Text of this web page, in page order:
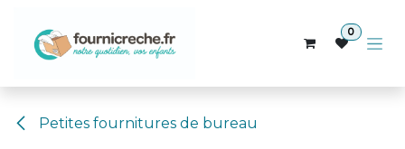
0
Petites fournitures de bureau